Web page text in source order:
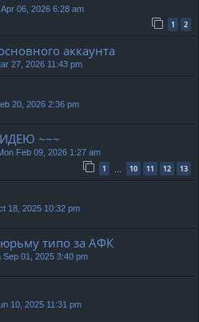
Apr 06, 2026 6:28 am
1 2
аккаунта
27, 2026 11:43 pm
20, 2026 2:36 pm
~~~
Feb 09, 2026 1:27 am
1 10 11 12 13
18, 2025 10:32 pm
типо за АФК
Sep 01, 2025 3:40 pm
10, 2025 11:31 pm